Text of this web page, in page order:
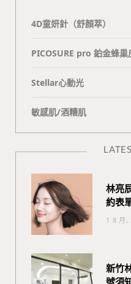
4D童妍針（舒顏萃）
PICOSURE pro 鉑金蜂巢
Stellar心動光
敏感肌/酒糟肌
林亮
約表
1 8 月,
新竹
號須